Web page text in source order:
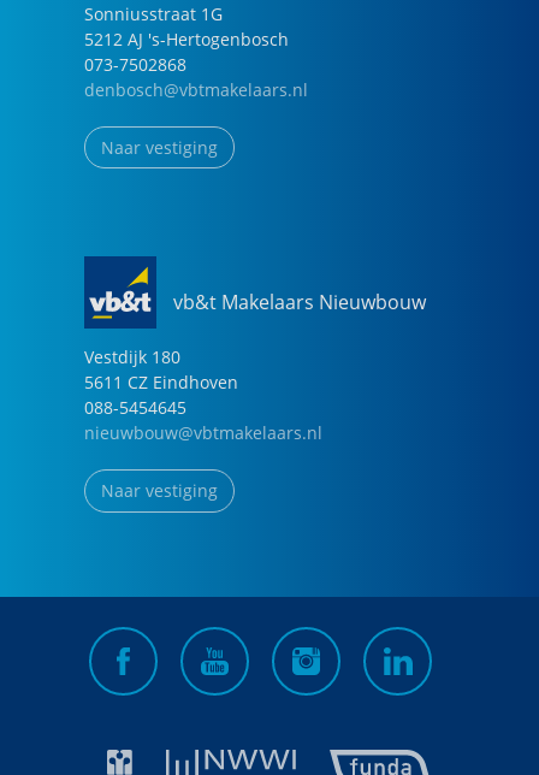
Sonniusstraat 1G
5212 AJ 's-Hertogenbosch
073-7502868
denbosch@vbtmakelaars.nl
Naar vestiging
vb&t Makelaars Nieuwbouw
Vestdijk 180
5611 CZ Eindhoven
088-5454645
nieuwbouw@vbtmakelaars.nl
Naar vestiging